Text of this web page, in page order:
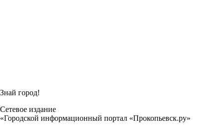
Знай город!
Сетевое издание
«Городской информационный портал «Прокопьевск.ру»